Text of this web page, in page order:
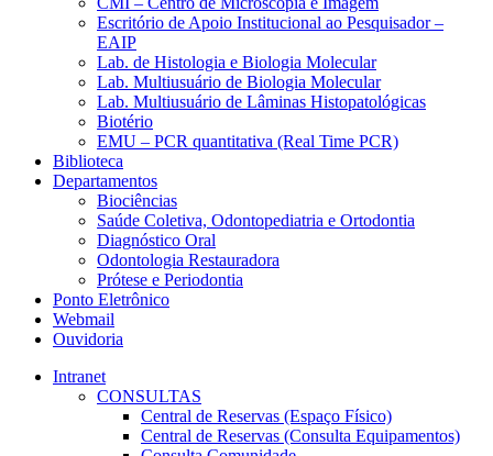
Escritório de Apoio Institucional ao Pesquisador –
EAIP
Lab. de Histologia e Biologia Molecular
Lab. Multiusuário de Biologia Molecular
Lab. Multiusuário de Lâminas Histopatológicas
Biotério
EMU – PCR quantitativa (Real Time PCR)
Biblioteca
Departamentos
Biociências
Saúde Coletiva, Odontopediatria e Ortodontia
Diagnóstico Oral
Odontologia Restauradora
Prótese e Periodontia
Ponto Eletrônico
Webmail
Ouvidoria
Intranet
CONSULTAS
Central de Reservas (Espaço Físico)
Central de Reservas (Consulta Equipamentos)